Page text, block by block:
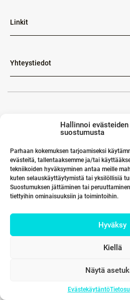
Hallinnoi evästeiden
suostumusta
Parhaan kokemuksen tarjoamiseksi
evästeitä, tallentaaksemme ja/tai
tekniikoiden hyväksyminen antaa meille
kuten selauskäyttäytymistä tai yksilöllisiä
Suostumuksen jättäminen tai
tiettyihin ominaisuuksiin ja toimintoihin.
Hyväksy
Kiellä
Näytä
Evästekäytäntö
Linkit
Yhteystiedot